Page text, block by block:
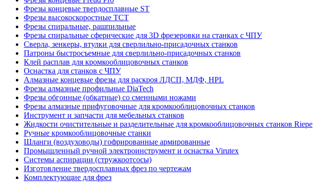
Фрезы концевые твердосплавные ST
Фрезы высокоскоростные ТСТ
Фрезы спиральные, рашпильные
Фрезы спиральные сферические для 3D фрезеровки на станках с ЧПУ
Сверла, зенкеры, втулки для сверлильно-присадочных станков
Патроны быстросъемные для сверлильно-присадочных станков
Клей расплав для кромкооблицовочных станков
Оснастка для станков с ЧПУ
Алмазные концевые фрезы для раскроя ЛДСП, МДФ, HPL
Фрезы алмазные профильные DiaTech
Фрезы обгонные (обкатные) со сменными ножами
Фрезы алмазные прифуговочные для кромкооблицовочных станков
Инструмент и запчасти для мебельных станков
Жидкости очистительные и разделительные для кромкооблицовочных станков Riepe
Ручные кромкооблицовочные станки
Шланги (воздуховоды) гофрированные армированные
Промышленный ручной электроинструмент и оснастка Virutex
Системы аспирации (стружкоотсосы)
Изготовление твердосплавных фрез по чертежам
Комплектующие для фрез